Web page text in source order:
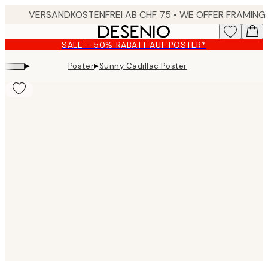
content.
SALE - 50% RABATT AUF POSTER*
▸ Poster▸Sunny Cadillac Poster